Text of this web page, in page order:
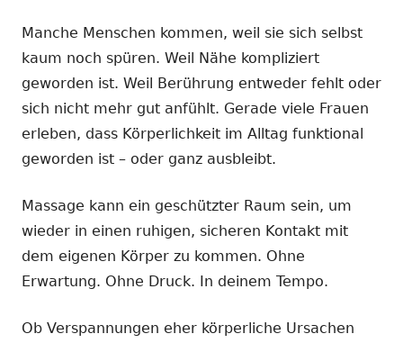
Manche Menschen kommen, weil sie sich selbst
kaum noch spüren. Weil Nähe kompliziert
geworden ist. Weil Berührung entweder fehlt oder
sich nicht mehr gut anfühlt. Gerade viele Frauen
erleben, dass Körperlichkeit im Alltag funktional
geworden ist – oder ganz ausbleibt.
Massage kann ein geschützter Raum sein, um
wieder in einen ruhigen, sicheren Kontakt mit
dem eigenen Körper zu kommen. Ohne
Erwartung. Ohne Druck. In deinem Tempo.
Ob Verspannungen eher körperliche Ursachen